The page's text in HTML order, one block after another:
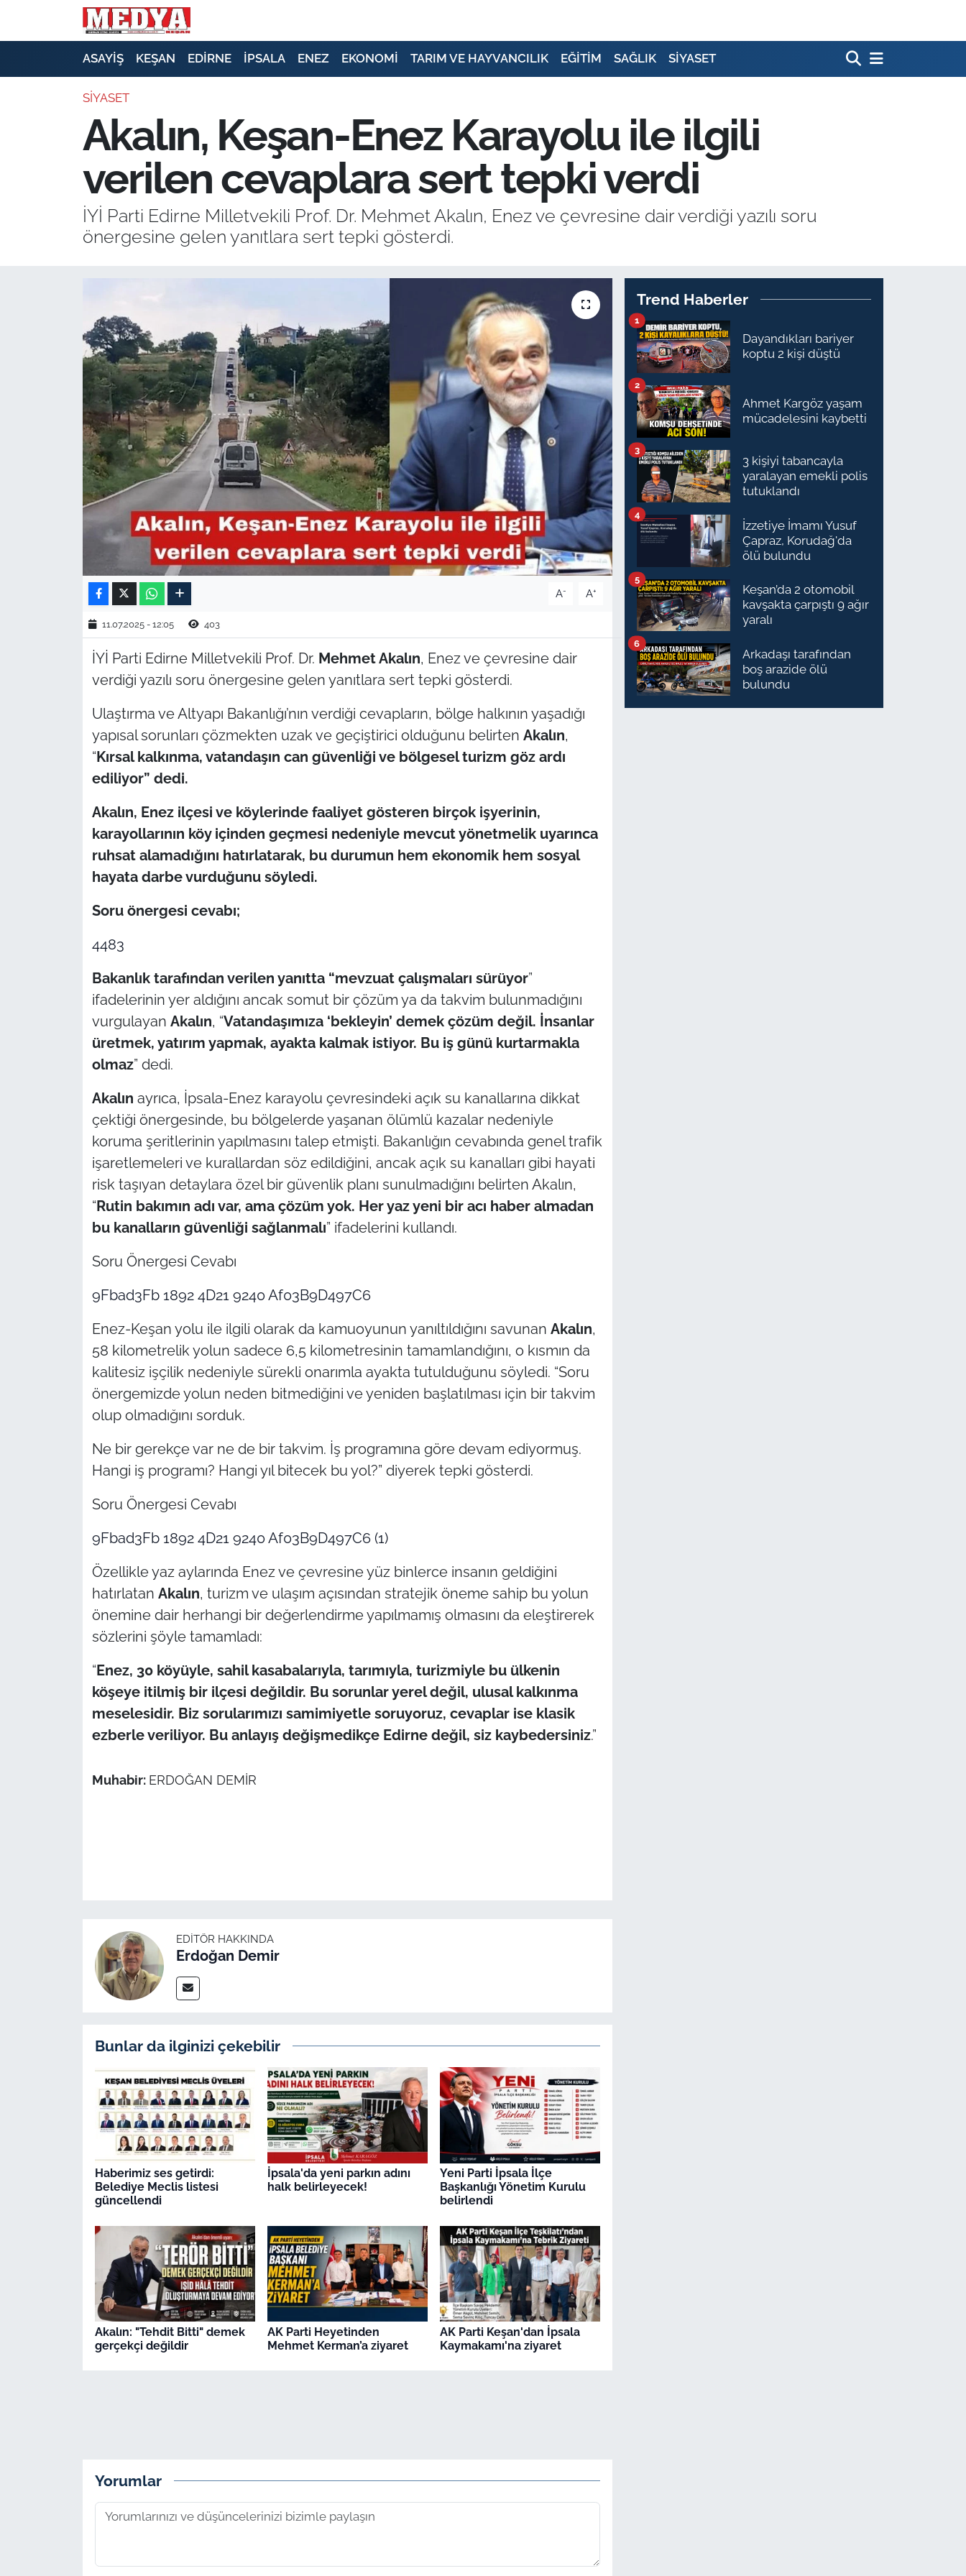
ASAYİŞ KEŞAN EDİRNE İPSALA ENEZ EKONOMİ TARIM VE HAYVANCILIK EĞİTİM SAĞLIK SİYASET
SİYASET
Akalın, Keşan-Enez Karayolu ile ilgili
verilen cevaplara sert tepki verdi
İYİ Parti Edirne Milletvekili Prof. Dr. Mehmet Akalın, Enez ve çevresine dair verdiği yazılı soru
önergesine gelen yanıtlara sert tepki gösterdi.
A- A+
11.07.2025 - 12:05 403
İYİ Parti Edirne Milletvekili Prof. Dr. Mehmet Akalın, Enez ve çevresine dair
verdiği yazılı soru önergesine gelen yanıtlara sert tepki gösterdi.
Ulaştırma ve Altyapı Bakanlığı’nın verdiği cevapların, bölge halkının yaşadığı
yapısal sorunları çözmekten uzak ve geçiştirici olduğunu belirten Akalın,
“Kırsal kalkınma, vatandaşın can güvenliği ve bölgesel turizm göz ardı
ediliyor” dedi.
Akalın, Enez ilçesi ve köylerinde faaliyet gösteren birçok işyerinin,
karayollarının köy içinden geçmesi nedeniyle mevcut yönetmelik uyarınca
ruhsat alamadığını hatırlatarak, bu durumun hem ekonomik hem sosyal
hayata darbe vurduğunu söyledi.
Soru önergesi cevabı;
4483
Bakanlık tarafından verilen yanıtta “mevzuat çalışmaları sürüyor”
ifadelerinin yer aldığını ancak somut bir çözüm ya da takvim bulunmadığını
vurgulayan Akalın, “Vatandaşımıza ‘bekleyin’ demek çözüm değil. İnsanlar
üretmek, yatırım yapmak, ayakta kalmak istiyor. Bu iş günü kurtarmakla
olmaz” dedi.
Akalın ayrıca, İpsala-Enez karayolu çevresindeki açık su kanallarına dikkat
çektiği önergesinde, bu bölgelerde yaşanan ölümlü kazalar nedeniyle
koruma şeritlerinin yapılmasını talep etmişti. Bakanlığın cevabında genel trafik
işaretlemeleri ve kurallardan söz edildiğini, ancak açık su kanalları gibi hayati
risk taşıyan detaylara özel bir güvenlik planı sunulmadığını belirten Akalın,
“Rutin bakımın adı var, ama çözüm yok. Her yaz yeni bir acı haber almadan
bu kanalların güvenliği sağlanmalı” ifadelerini kullandı.
Soru Önergesi Cevabı
9Fbad3Fb 1892 4D21 9240 Af03B9D497C6
Enez-Keşan yolu ile ilgili olarak da kamuoyunun yanıltıldığını savunan Akalın,
58 kilometrelik yolun sadece 6,5 kilometresinin tamamlandığını, o kısmın da
kalitesiz işçilik nedeniyle sürekli onarımla ayakta tutulduğunu söyledi. “Soru
önergemizde yolun neden bitmediğini ve yeniden başlatılması için bir takvim
olup olmadığını sorduk.
Ne bir gerekçe var ne de bir takvim. İş programına göre devam ediyormuş.
Hangi iş programı? Hangi yıl bitecek bu yol?” diyerek tepki gösterdi.
Soru Önergesi Cevabı
9Fbad3Fb 1892 4D21 9240 Af03B9D497C6 (1)
Özellikle yaz aylarında Enez ve çevresine yüz binlerce insanın geldiğini
hatırlatan Akalın, turizm ve ulaşım açısından stratejik öneme sahip bu yolun
önemine dair herhangi bir değerlendirme yapılmamış olmasını da eleştirerek
sözlerini şöyle tamamladı:
“Enez, 30 köyüyle, sahil kasabalarıyla, tarımıyla, turizmiyle bu ülkenin
köşeye itilmiş bir ilçesi değildir. Bu sorunlar yerel değil, ulusal kalkınma
meselesidir. Biz sorularımızı samimiyetle soruyoruz, cevaplar ise klasik
ezberle veriliyor. Bu anlayış değişmedikçe Edirne değil, siz kaybedersiniz.”
Muhabir: ERDOĞAN DEMİR
EDITÖR HAKKINDA
Erdoğan Demir
Bunlar da ilginizi çekebilir
Haberimiz ses getirdi:
Belediye Meclis listesi
güncellendi
İpsala'da yeni parkın adını
halk belirleyecek!
Yeni Parti İpsala İlçe
Başkanlığı Yönetim Kurulu
belirlendi
Akalın: "Tehdit Bitti" demek
gerçekçi değildir
AK Parti Heyetinden
Mehmet Kerman’a ziyaret
AK Parti Keşan'dan İpsala
Kaymakamı'na ziyaret
Yorumlar
Trend Haberler
Dayandıkları bariyer
koptu 2 kişi düştü
1
Ahmet Kargöz yaşam
mücadelesini kaybetti
2
3 kişiyi tabancayla
yaralayan emekli polis
tutuklandı
3
İzzetiye İmamı Yusuf
Çapraz, Korudağ'da
ölü bulundu
4
Keşan’da 2 otomobil
kavşakta çarpıştı 9 ağır
yaralı
5
Arkadaşı tarafından
boş arazide ölü
bulundu
6
E-GAZETE
EKONOMİ
TARIM VE HAYVANCILIK
KÜLTÜR SANAT
RESMİ İLAN
KIRKLARELİ
ÇANAKKALE
TÜRKİYE
Flaş Haber
İş Dünyası
Bilim Teknoloji
English News
Gündem-Eğitim